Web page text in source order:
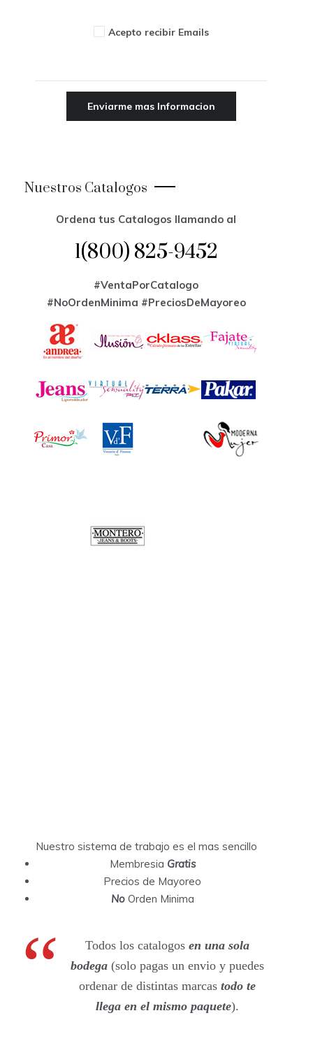
Acepto recibir Emails
Nuestros Catalogos
Ordena tus Catalogos llamando al
1(800) 825-9452
#VentaPorCatalogo
#NoOrdenMinima #PreciosDeMayoreo
Nuestro sistema de trabajo es el mas sencillo
Membresia Gratis
Precios de Mayoreo
NoOrden Minima
Todos los catalogos en una sola
bodega (solo pagas un envio y puedes
ordenar de distintas marcastodo te
llega en el mismo paquete).